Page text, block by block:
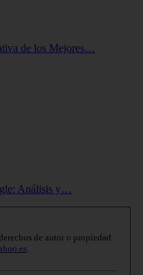
de los Mejores…
Análisis y…
de autor o propiedad
.